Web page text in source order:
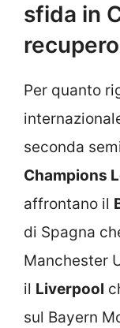
sfida in
Per quanto
seconda
Champions
affrontano il
di Spagna
Manchester
il Liverpool
sul Bayern